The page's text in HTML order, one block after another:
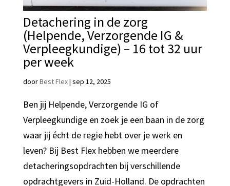
Detachering in de zorg
(Helpende, Verzorgende IG &
Verpleegkundige) – 16 tot 32 uur
per week
doorBest Flex| sep 12, 2025
Ben jij Helpende, Verzorgende IG of
Verpleegkundige en zoek je een baan in de zorg
waar jij écht de regie hebt over je werk en
leven? Bij Best Flex hebben we meerdere
detacheringsopdrachten bij verschillende
opdrachtgevers in Zuid-Holland. De opdrachten